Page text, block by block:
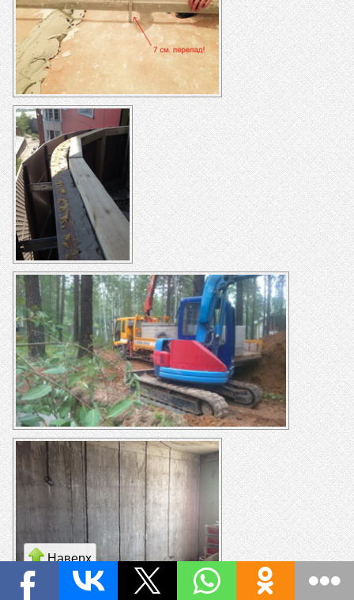
Наверх